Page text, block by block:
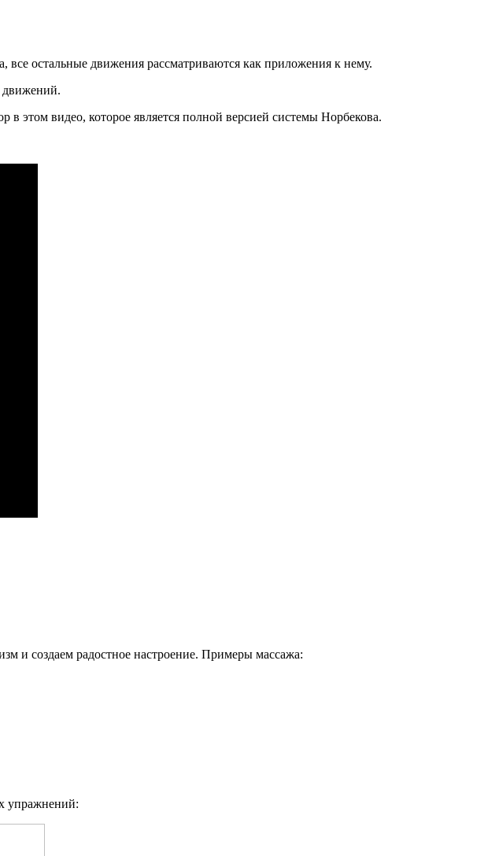
все остальные движения рассматриваются как приложения к нему.
движений.
в этом видео, которое является полной версией системы Норбекова.
и создаем радостное настроение. Примеры массажа:
упражнений: